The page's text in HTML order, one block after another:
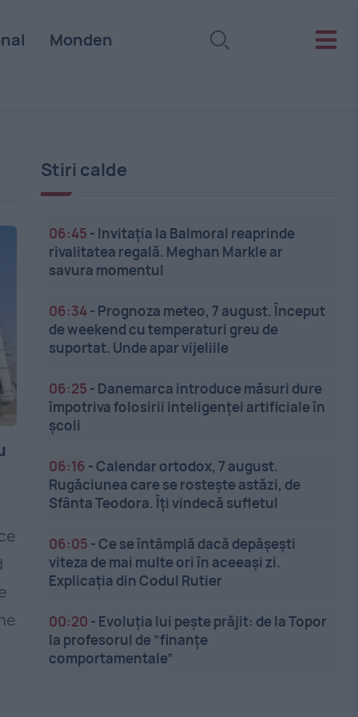
Monden
Stiri calde
06:45 - Invitația la Balmoral reaprinde
rivalitatea regală. Meghan Markle ar
savura momentul
06:34- Prognoza meteo, 7 august. Început
de weekend cu temperaturi greu de
suportat. Unde apar vijeliile
06:25 - Danemarca introduce măsuri dure
împotriva folosirii inteligenței artificiale în
școli
06:16 -Calendar ortodox, 7 august.
Rugăciunea care se rostește astăzi, de
Sfânta Teodora. Îți vindecă sufletul
06:05 -Ce se întâmplă dacă depășești
viteza de mai multe ori în aceeași zi.
Explicația din Codul Rutier
00:20 - Evoluția lui pește prăjit: de la Topor
la profesorul de ”finanțe
comportamentale”